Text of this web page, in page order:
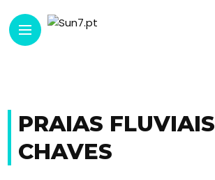
PRAIAS FLUVIAIS
CHAVES